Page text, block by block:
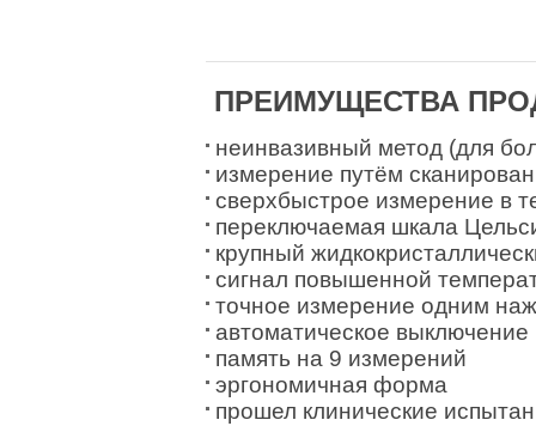
ПРЕИМУЩЕСТВА
неинвазивный метод (для
измерение путём
сверхбыстрое измерение в
переключаемая шкала
крупный
сигнал повышенной
точное измерение одним
автоматическое выключение
память на 9 измерений
эргономичная форма
прошел клинические